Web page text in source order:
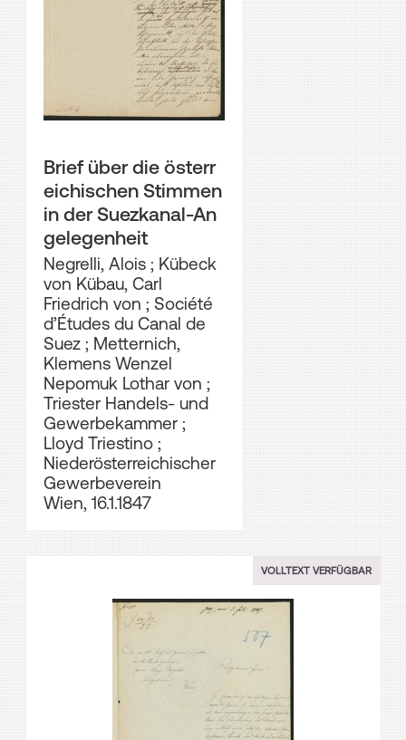
Brief über die österr
eichischen Stimmen
in der Suezkanal-An
gelegenheit
Negrelli, Alois; Kübeck
von Kübau, Carl
Friedrich von ; Société
d’Études du Canal de
Suez; Metternich,
Klemens Wenzel
Nepomuk Lothar von ;
Triester Handels- und
Gewerbekammer;
Lloyd Triestino;
Niederösterreichischer
Gewerbeverein
Wien, 16.1.1847
VOLLTEXT VERFÜGBAR